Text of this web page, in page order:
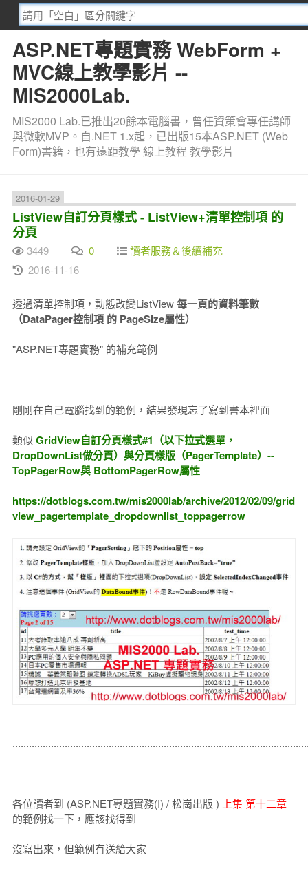
ASP.NET專題實務 WebForm +
MVC線上教學影片 --
MIS2000Lab.
MIS2000 Lab.已推出20餘本電腦書，曾任資策會專任講師
與微軟MVP。自.NET 1.x起，已出版15本ASP.NET (Web
Form)書籍，也有遠距教學 線上教程 教學影片
2016-01-29
ListView自訂分頁樣式 - ListView+清單控制項 的
分頁
3449 0
讀者服務＆後續補充
2016-11-16
透過清單控制項，動態改變ListView每一頁的資料筆數
（DataPager控制項 的 PageSize屬性）
"ASP.NET專題實務" 的補充範例
剛剛在自己電腦找到的範例，結果發現忘了寫到書本裡面
類似 GridView自訂分頁樣式#1（以下拉式選單，
DropDownList做分頁）與分頁樣版（PagerTemplate）--
TopPagerRow與 BottomPagerRow屬性
https://dotblogs.com.tw/mis2000lab/archive/2012/02/09/grid
view_pagertemplate_dropdownlist_toppagerrow
各位讀者到 (ASP.NET專題實務(I) / 松崗出版 ) 上集 第十二章
的範例找一下，應該找得到
沒寫出來，但範例有送給大家